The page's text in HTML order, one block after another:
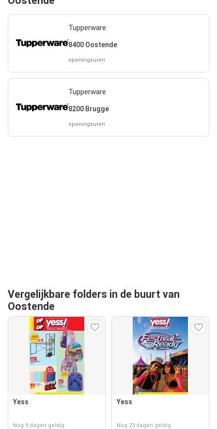
Tupperware
8400 Oostende
openingsuren
Tupperware
8200 Brugge
openingsuren
Vergelijkbare folders in de buurt van
Oostende
Yess
Nog 9 dagen geldig
Yess
Nog 23 dagen geldig